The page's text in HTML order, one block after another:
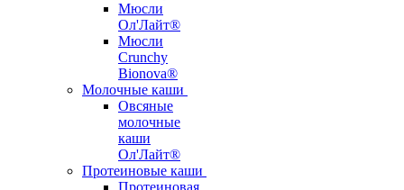
Мюсли
Ол'Лайт®
Мюсли
Crunchy
Bionova®
Молочные каши
Овсяные
молочные
каши
Ол'Лайт®
Протеиновые каши
Протеиновая